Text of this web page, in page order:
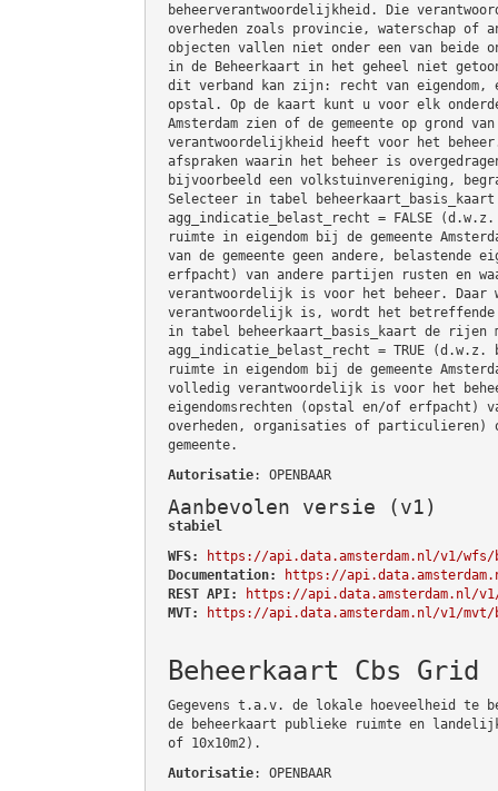
beheerverantwoordelijkheid. Die
overheden zoals provincie, waterschap of
objecten vallen niet onder een van beide
in de Beheerkaart in het geheel niet
dit verband kan zijn: recht van
opstal. Op de kaart kunt u voor elk
Amsterdam zien of de gemeente op grond
verantwoordelijkheid heeft voor het
afspraken waarin het beheer is
bijvoorbeeld een volkstuinvereniging,
Selecteer in tabel
agg_indicatie_belast_recht = FALSE
ruimte in eigendom bij de gemeente
van de gemeente geen andere, belastende
erfpacht) van andere partijen rusten en
verantwoordelijk is voor het beheer. Daar
verantwoordelijk is, wordt het
in tabel beheerkaart_basis_kaart de rijen
agg_indicatie_belast_recht = TRUE
ruimte in eigendom bij de gemeente
volledig verantwoordelijk is voor het
eigendomsrechten (opstal en/of erfpacht)
overheden, organisaties of particulieren)
gemeente.
Autorisatie: OPENBAAR
Aanbevolen versie (v1)
stabiel
WFS:
https://api.data.amsterdam.nl/v1/wfs/
Documentation:
https://
REST API:
https://api.data.amsterdam.nl/
MVT:
https://api.data.amsterdam.nl/v1/mvt/
Beheerkaart Cbs Grid
Gegevens t.a.v. de lokale hoeveelheid te
de beheerkaart publieke ruimte en landelijk
of 10x10m2).
Autorisatie: OPENBAAR